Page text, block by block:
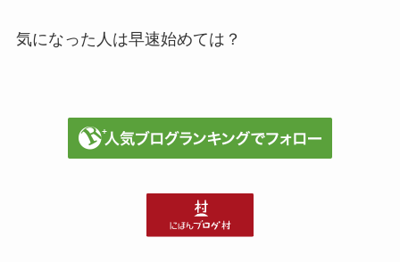
気になった人は早速始めては？